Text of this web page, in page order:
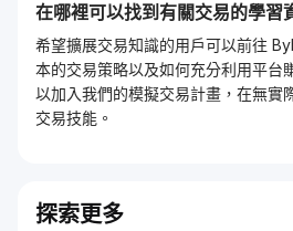
在哪裡可以找到有關交易的學習
希望擴展交易知識的用戶可以前往
本的交易策略以及如何充分利用平台
以加入我們的模擬交易計畫，在無實
交易技能。
探索更多